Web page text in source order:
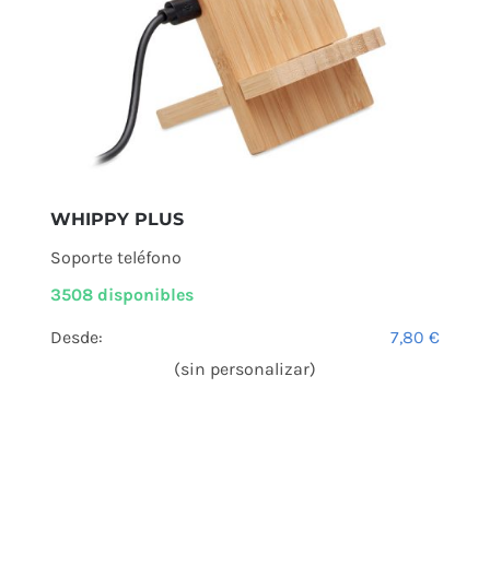
WHIPPY PLUS
Soporte teléfono
3508 disponibles
Desde: 7,80€
(sin personalizar)